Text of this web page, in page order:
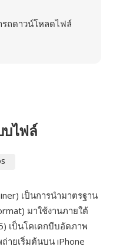
ถดาวน์โหลดไฟล์
บไฟล์
เป็นการนำมาตรฐาน
มาใช้งานภายใต้
เป็นโคเดกบีบอัดภาพ
ายเริ่มต้นบน iPhone